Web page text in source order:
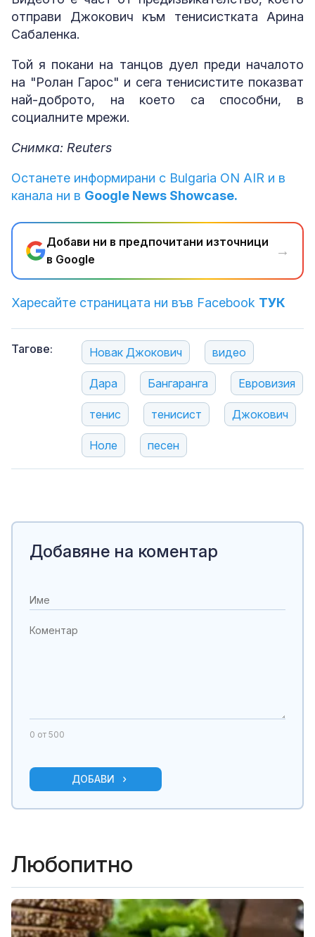
отправи Джокович към тенисистката Арина
Сабаленка.
Той я покани на танцов дуел преди началото
на "Ролан Гарос" и сега тенисистите показват
най-доброто, на което са способни, в
социалните мрежи.
Снимка: Reuters
Останете информирани с Bulgaria ON AIR и в
канала ни в Google News Showcase.
Добави ни в предпочитани източници
в Google
→
Харесайте страницата ни във Facebook ТУК
Тагове: Новак Джокович видео
Дара Бангаранга Евровизия
тенис тенисист Джокович
Ноле песен
Добавяне на коментар
0 от 500
ДОБАВИ
Любопитно